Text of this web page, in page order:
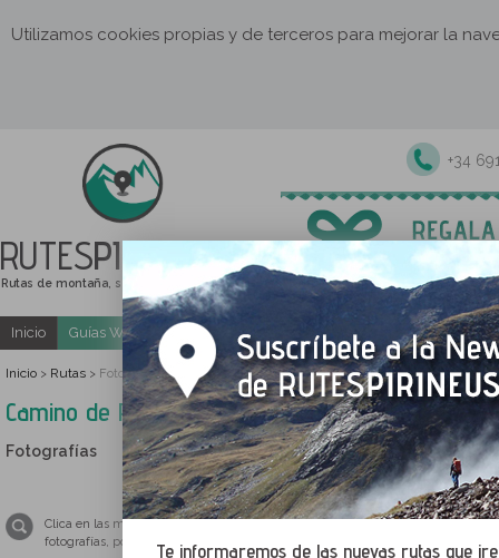
Utilizamos cookies propias y de terceros para mejorar la
RUTESPIRINEUS
Rutas de montaña, senderismo y excursiones
+34
Te informaremos de las nuevas rutas que
Inicio Guías Web y PDF gratuitas Excursiones y actividades
Inicio > Rutas > Fotografías Camino de Percanela - Les Fonts - Pla del Estany
Camino de Percanela - Les Fonts - Pla del
Fotografías
Clica en las miniaturas para ampliar las imágenes a tamaño pantalla
fotografías, por favor, ten tu navegador web actualizado con una de sus